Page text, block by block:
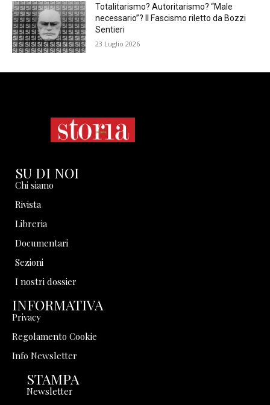
Totalitarismo? Autoritarismo? “Male
necessario”? Il Fascismo riletto da Bozzi
Sentieri
23 Luglio 2026
SU DI NOI
Chi siamo
Rivista
Libreria
Documentari
Sezioni
I nostri dossier
INFORMATIVA
Privacy
Regolamento Cookie
Info Newsletter
STAMPA
Newsletter